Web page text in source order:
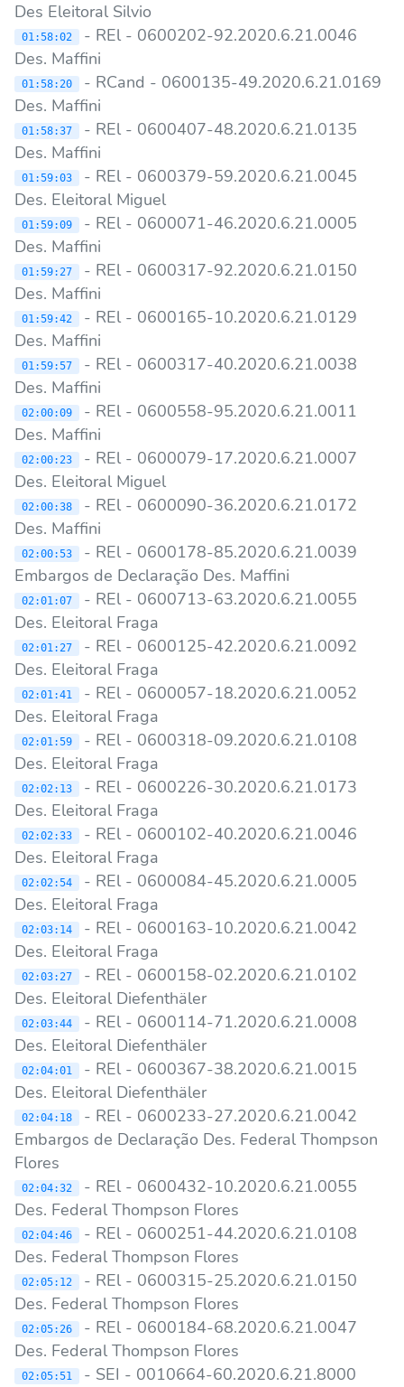
Des Eleitoral Silvio
01:58:02
- REl - 0600202-92.2020.6.21.0046
Des. Maffini
01:58:20
- RCand - 0600135-49.2020.6.21.0169
Des. Maffini
01:58:37
- REl - 0600407-48.2020.6.21.0135
Des. Maffini
01:59:03
- REl - 0600379-59.2020.6.21.0045
Des. Eleitoral Miguel
01:59:09
- REl - 0600071-46.2020.6.21.0005
Des. Maffini
01:59:27
- REl - 0600317-92.2020.6.21.0150
Des. Maffini
01:59:42
- REl - 0600165-10.2020.6.21.0129
Des. Maffini
01:59:57
- REl - 0600317-40.2020.6.21.0038
Des. Maffini
02:00:09
- REl - 0600558-95.2020.6.21.0011
Des. Maffini
02:00:23
- REl - 0600079-17.2020.6.21.0007
Des. Eleitoral Miguel
02:00:38
- REl - 0600090-36.2020.6.21.0172
Des. Maffini
02:00:53
- REl - 0600178-85.2020.6.21.0039
Embargos de Declaração Des. Maffini
02:01:07
- REl - 0600713-63.2020.6.21.0055
Des. Eleitoral Fraga
02:01:27
- REl - 0600125-42.2020.6.21.0092
Des. Eleitoral Fraga
02:01:41
- REl - 0600057-18.2020.6.21.0052
Des. Eleitoral Fraga
02:01:59
- REl - 0600318-09.2020.6.21.0108
Des. Eleitoral Fraga
02:02:13
- REl - 0600226-30.2020.6.21.0173
Des. Eleitoral Fraga
02:02:33
- REl - 0600102-40.2020.6.21.0046
Des. Eleitoral Fraga
02:02:54
- REl - 0600084-45.2020.6.21.0005
Des. Eleitoral Fraga
02:03:14
- REl - 0600163-10.2020.6.21.0042
Des. Eleitoral Fraga
02:03:27
- REl - 0600158-02.2020.6.21.0102
Des. Eleitoral Diefenthäler
02:03:44
- REl - 0600114-71.2020.6.21.0008
Des. Eleitoral Diefenthäler
02:04:01
- REl - 0600367-38.2020.6.21.0015
Des. Eleitoral Diefenthäler
02:04:18
- REl - 0600233-27.2020.6.21.0042
Embargos de Declaração Des. Federal Thompson
Flores
02:04:32
- REl - 0600432-10.2020.6.21.0055
Des. Federal Thompson Flores
02:04:46
- REl - 0600251-44.2020.6.21.0108
Des. Federal Thompson Flores
02:05:12
- REl - 0600315-25.2020.6.21.0150
Des. Federal Thompson Flores
02:05:26
- REl - 0600184-68.2020.6.21.0047
Des. Federal Thompson Flores
02:05:51
- SEI - 0010664-60.2020.6.21.8000